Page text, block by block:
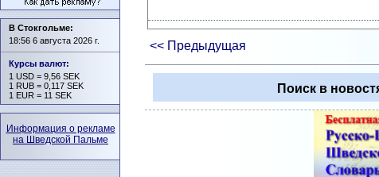
<< Предыдущая
Поиск в
В Стокгольме:
18:56 6 августа 2026 г.
Курсы валют:
1 USD = 9,56 SEK
1 RUB = 0,117 SEK
1 EUR = 11 SEK
Информация о рекламе
на Шведской Пальме